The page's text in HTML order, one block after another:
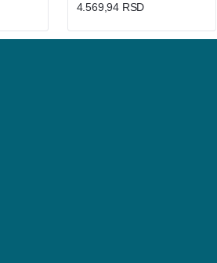
4.569,94 RSD